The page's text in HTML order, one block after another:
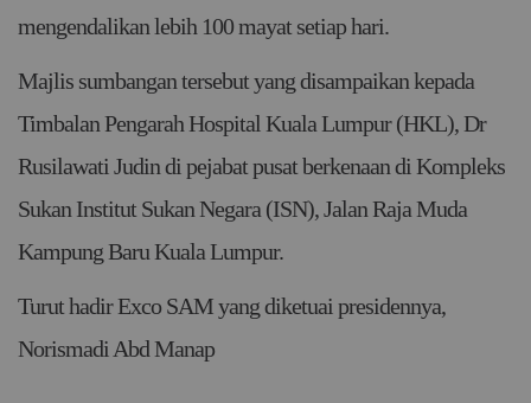
mengendalikan lebih 100 mayat setiap hari.
Majlis sumbangan tersebut yang disampaikan kepada
Timbalan Pengarah Hospital Kuala Lumpur (HKL), Dr
Rusilawati Judin di pejabat pusat berkenaan di Kompleks
Sukan Institut Sukan Negara (ISN), Jalan Raja Muda
Kampung Baru Kuala Lumpur.
Turut hadir Exco SAM yang diketuai presidennya,
Norismadi Abd Manap